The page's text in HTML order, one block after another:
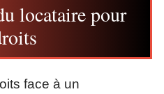
locataire pour
face à un